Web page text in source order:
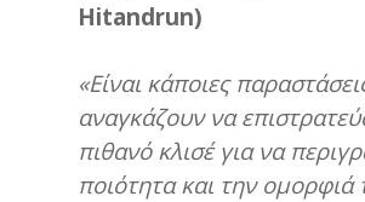
Hitandrun)
«Είναι κάποιες
αναγκάζουν να
πιθανό κλισέ για να
ποιότητα και την ομορφιά